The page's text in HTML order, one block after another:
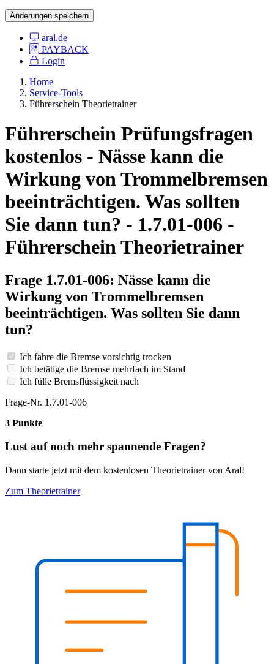
Änderungen speichern
aral.de
PAYBACK
Login
Home
Service-Tools
Führerschein Theorietrainer
Führerschein Prüfungsfragen
kostenlos - Nässe kann die
Wirkung von Trommelbremsen
beeinträchtigen. Was sollten
Sie dann tun? - 1.7.01-006 -
Führerschein Theorietrainer
Frage 1.7.01-006: Nässe kann die
Wirkung von Trommelbremsen
beeinträchtigen. Was sollten Sie dann
tun?
Ich fahre die Bremse vorsichtig trocken
Ich betätige die Bremse mehrfach im Stand
Ich fülle Bremsflüssigkeit nach
Frage-Nr. 1.7.01-006
3 Punkte
Lust auf noch mehr spannende Fragen?
Dann starte jetzt mit dem kostenlosen Theorietrainer von Aral!
Zum Theorietrainer